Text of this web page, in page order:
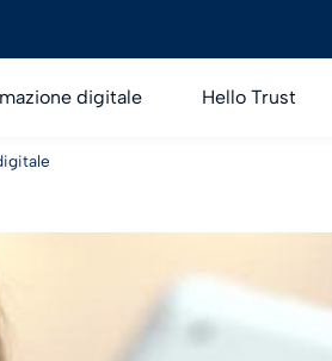
digitale Hello Trust